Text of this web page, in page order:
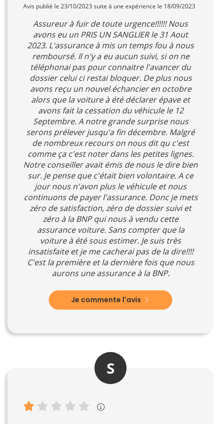
Avis publié le 23/10/2023 suite à une expérience le 18/09/2023
Assureur à fuir de toute urgence!!!!!! Nous
avons eu un PRIS UN SANGLIER le 31 Aout
2023. L'assurance à mis un temps fou à nous
remboursé. Il n'y a eu aucun suivi, si on ne
téléphonai pas pour connaitre l'avancer du
dossier celui ci restai bloquer. De plus nous
avons reçu un nouvel échancier en octobre
alors que la voiture à été déclarer épave et
avons fait la cessation du véhicule le 12
Septembre. A notre grande surprise nous
serons prélever jusqu'a fin décembre. Malgré
de nombreux recours on nous dit qu c'est
comme ça c'est noter dans les petites lignes.
Notre conseiller avait émis de nous le dire bien
sur. Je pense que c'était bien volontaire. A ce
jour nous n'avon plus le véhicule et nous
continuons de payer l'assurance. Donc je mets
zéro de satisfaction, zéro de dossier suivi et
zéro à la BNP qui nous à vendu cette
assurance voiture. Sans compter que la
voiture à été sous estimer. Je suis très
insatisfaite et je me cacherai pas de la dire!!!!
C'est la première et la dernière fois que nous
aurons une assurance à la BNP.
Je commente l'avis
S